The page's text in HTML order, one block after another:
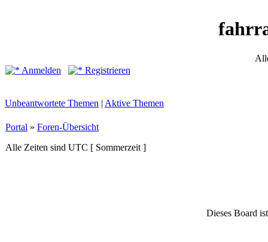
Anmelden
Registrieren
Unbeantwortete Themen | Aktive Themen
Portal » Foren-Übersicht
Alle Zeiten sind UTC [ Sommerzeit ]
Dieses Board